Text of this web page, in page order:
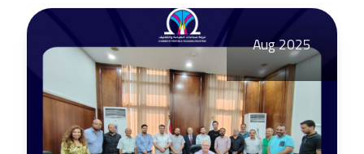
Aug 2025